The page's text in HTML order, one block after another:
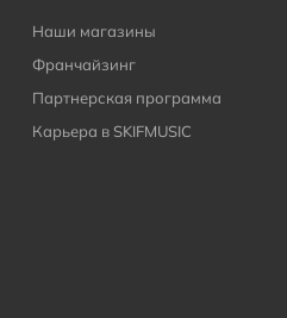
Наши магазины
Франчайзинг
Партнерская программа
Карьера в SKIFMUSIC